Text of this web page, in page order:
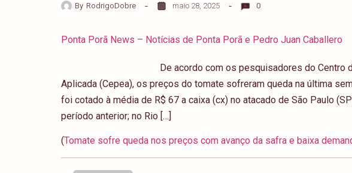
By RodrigoDobre maio 28, 2025 0
Ponta Porã News – Notícias de Ponta Porã e Pedro Juan Caballero
De acordo com os pesquisadores do Centro
Aplicada (Cepea), os preços do tomate sofreram queda na última
foi cotado à média de R$ 67 a caixa (cx) no atacado de São Paulo
período anterior; no Rio […]
(Tomate sofre queda nos preços com avanço da safra e baixa